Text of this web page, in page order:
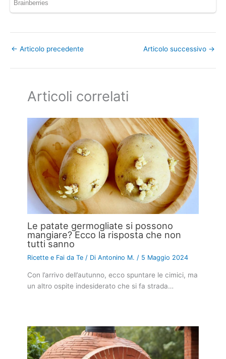
← Articolo precedente Articolo successivo →
Articoli correlati
Le patate germogliate si possono
mangiare? Ecco la risposta che non
tutti sanno
Ricette e Fai da Te / DiAntonino M. / 5 Maggio 2024
Con l’arrivo dell’autunno, ecco spuntare le cimici, ma
un altro ospite indesiderato che si fa strada…